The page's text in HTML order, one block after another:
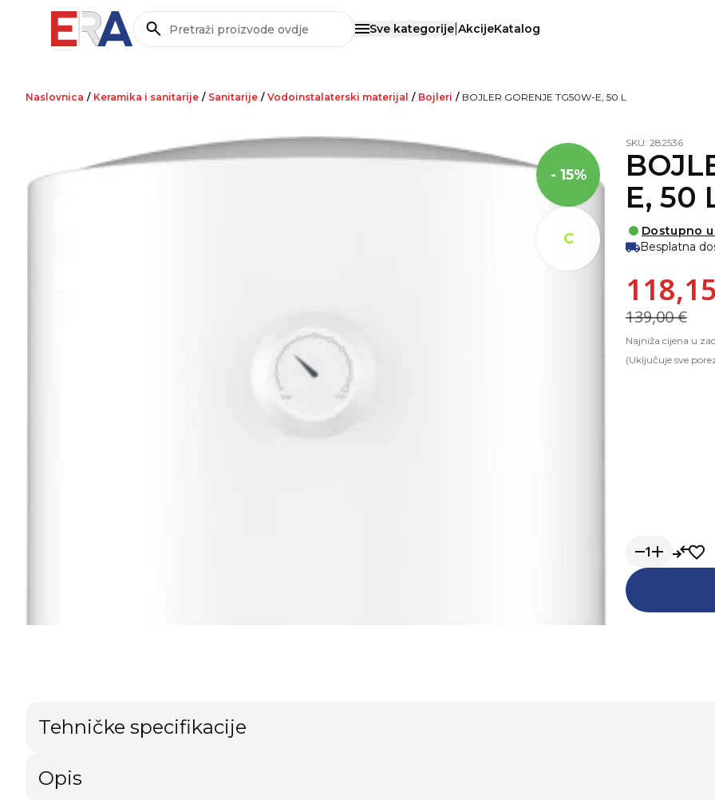
Pretraži Otvori menu
Sve kategorije AkcijeKatalog
Naslovnica / Keramika i sanitarije / Sanitarije / Vodoinstalaterski materijal / Bojleri / BOJLER GORENJE TG50W-E, 50 L
- 15%
C
SKU: 282536
E, 50
Dostupno
Besplatna
139,00 €
Najniža cijena u
(Uključuje sve
1
Tehničke specifikacije
Opis